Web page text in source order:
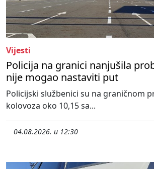
Vijesti
Policija na granici nanjušila
nije mogao nastaviti put
Policijski službenici su na graničnom
kolovoza oko 10,15 sa...
04.08.2026. u 12:30